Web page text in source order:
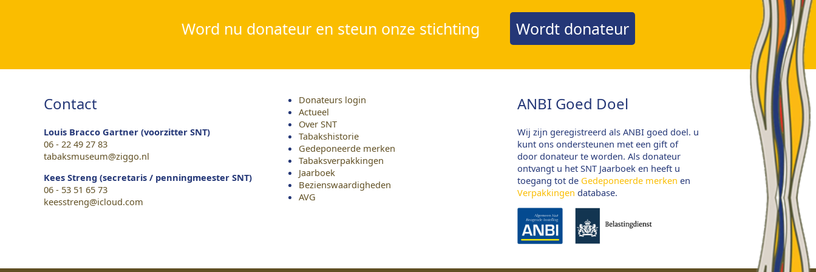
Word nu donateur en steun onze stichting Wordt donateur
Contact
Louis Bracco Gartner (voorzitter SNT)
06 - 22 49 27 83
tabaksmuseum@ziggo.nl
Kees Streng (secretaris / penningmeester SNT)
06 - 53 51 65 73
keesstreng@icloud.com
Donateurs login
Actueel
Over SNT
Tabakshistorie
Gedeponeerde merken
Tabaksverpakkingen
Jaarboek
Bezienswaardigheden
AVG
ANBI Goed Doel
Wij zijn geregistreerd als ANBI goed doel. u
kunt ons ondersteunen met een gift of
door donateur te worden. Als donateur
ontvangt u het SNT Jaarboek en heeft u
toegang tot de Gedeponeerde merken en
Verpakkingen database.